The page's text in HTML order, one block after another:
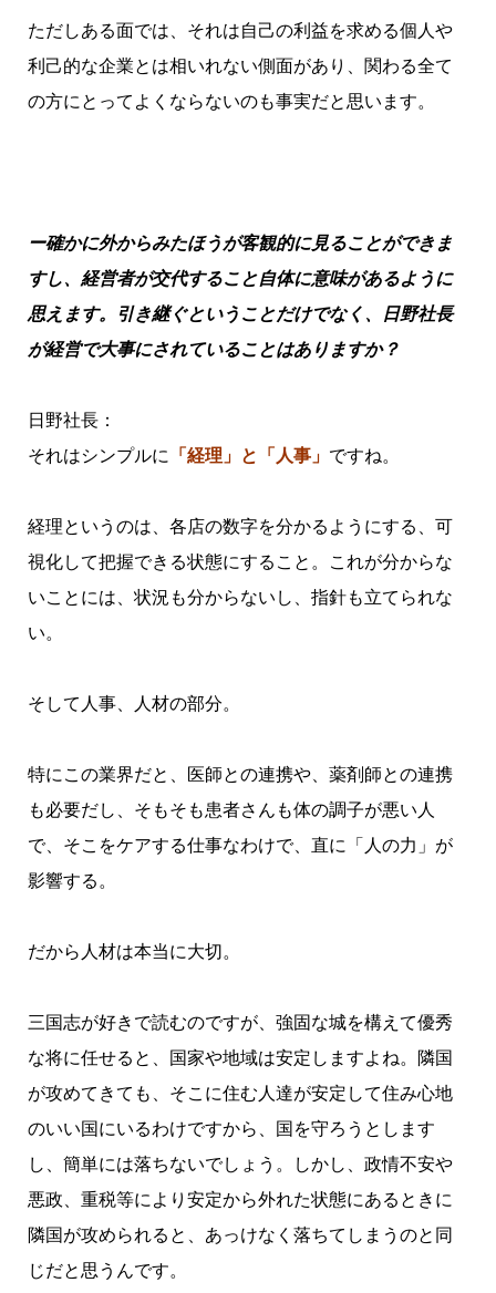
ただしある面では、それは自己の利益を求める個人や
利己的な企業とは相いれない側面があり、関わる全て
の方にとってよくならないのも事実だと思います。
ー確かに外からみたほうが客観的に見ることができま
すし、経営者が交代すること自体に意味があるように
思えます。引き継ぐということだけでなく、日野社長
が経営で大事にされていることはありますか？
日野社長：
それはシンプルに
「経理」と「人事」 ですね。
経理というのは、各店の数字を分かるようにする、可
視化して把握できる状態にすること。これが分からな
いことには、状況も分からないし、指針も立てられな
い。
そして人事、人材の部分。
特にこの業界だと、医師との連携や、薬剤師との連携
も必要だし、そもそも患者さんも体の調子が悪い人
で、そこをケアする仕事なわけで、直に「人の力」が
影響する。
だから人材は本当に大切。
三国志が好きで読むのですが、強固な城を構えて優秀
な将に任せると、国家や地域は安定しますよね。隣国
が攻めてきても、そこに住む人達が安定して住み心地
のいい国にいるわけですから、国を守ろうとします
し、簡単には落ちないでしょう。しかし、政情不安や
悪政、重税等により安定から外れた状態にあるときに
隣国が攻められると、あっけなく落ちてしまうのと同
じだと思うんです。